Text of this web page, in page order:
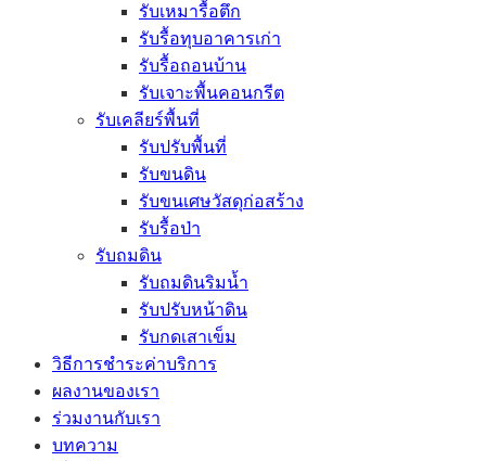
รับเหมารื้อตึก
รับรื้อทุบอาคารเก่า
รับรื้อถอนบ้าน
รับเจาะพื้นคอนกรีต
รับเคลียร์พื้นที่
รับปรับพื้นที่
รับขนดิน
รับขนเศษวัสดุก่อสร้าง
รับรื้อป่า
รับถมดิน
รับถมดินริมน้ำ
รับปรับหน้าดิน
รับกดเสาเข็ม
วิธีการชำระค่าบริการ
ผลงานของเรา
ร่วมงานกับเรา
บทความ